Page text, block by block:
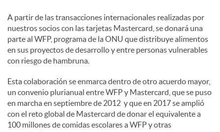
A partir de las transacciones internacionales realizadas por
nuestros socios con las tarjetas Mastercard, se donará una
parte al WFP, programa de la ONU que distribuye alimentos
en sus proyectos de desarrollo y entre personas vulnerables
con riesgo de hambruna.
Esta colaboración se enmarca dentro de otro acuerdo mayor,
un convenio plurianual entre WFP y Mastercard, que se puso
en marcha en septiembre de 2012 y que en 2017 se amplió
con el reto global de Mastercard de donar el equivalente a
100 millones de comidas escolares a WFP y otras